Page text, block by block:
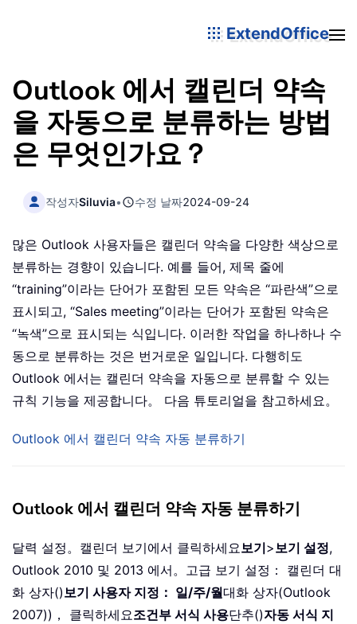
ExtendOffice
Outlook 에서 캘린더 약속
을 자동으로 분류하는 방법
은 무엇인가요？
작성자Siluvia• 수정 날짜2024-09-24
많은 Outlook 사용자들은 캘린더 약속을 다양한 색상으로
분류하는 경향이 있습니다. 예를 들어, 제목 줄에
“training”이라는 단어가 포함된 모든 약속은 “파란색”으로
표시되고, “Sales meeting”이라는 단어가 포함된 약속은
“녹색”으로 표시되는 식입니다. 이러한 작업을 하나하나 수
동으로 분류하는 것은 번거로운 일입니다. 다행히도
Outlook 에서는 캘린더 약속을 자동으로 분류할 수 있는
규칙 기능을 제공합니다。 다음 튜토리얼을 참고하세요。
Outlook 에서 캘린더 약속 자동 분류하기
Outlook 에서 캘린더 약속 자동 분류하기
달력 설정。 캘린더 보기에서 클릭하세요보기>보기 설정,
Outlook 2010 및 2013 에서。 고급 보기 설정： 캘린더 대
화 상자()보기 사용자 지정： 일/주/월대화 상자(Outlook
2007))， 클릭하세요조건부 서식 사용단추()자동 서식 지